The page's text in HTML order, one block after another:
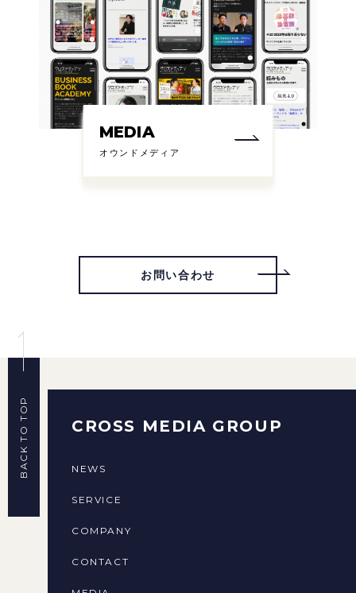
MEDIA
オウンドメディア
お問い合わせ
BACK TO TOP CROSS MEDIA GROUP
NEWS
SERVICE
COMPANY
CONTACT